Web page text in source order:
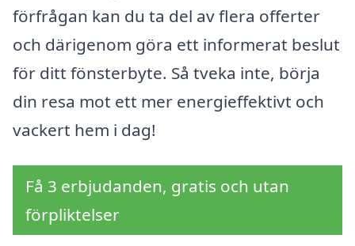
förfrågan kan du ta del av flera offerter
och därigenom göra ett informerat beslut
för ditt fönsterbyte. Så tveka inte, börja
din resa mot ett mer energieffektivt och
vackert hem i dag!
Få 3 erbjudanden, gratis och utan
förpliktelser